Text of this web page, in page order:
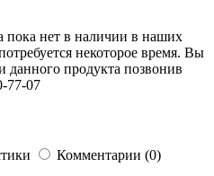
пока нет в наличии в наших
некоторое время. Вы
данного продукта позвонив
77-07
Комментарии (0)